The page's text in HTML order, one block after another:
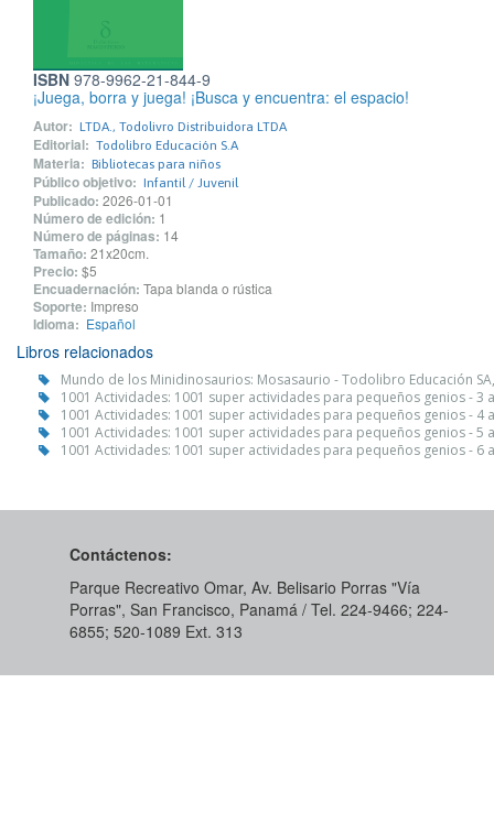
ISBN 978-9962-21-844-9
¡Juega, borra y juega! ¡Busca y encuentra: el espacio!
Autor: LTDA., Todolivro Distribuidora LTDA
Editorial: Todolibro Educación S.A
Materia: Bibliotecas para niños
Público objetivo: Infantil / Juvenil
Publicado: 2026-01-01
Número de edición: 1
Número de páginas: 14
Tamaño: 21x20cm.
Precio: $5
Encuadernación: Tapa blanda o rústica
Soporte: Impreso
Idioma: Español
Libros relacionados
Mundo de los Minidinosaurios: Mosasaurio - Todolibro Educación
1001 Actividades: 1001 super actividades para pequeños genios - 3
1001 Actividades: 1001 super actividades para pequeños genios - 4
1001 Actividades: 1001 super actividades para pequeños genios - 5
1001 Actividades: 1001 super actividades para pequeños genios - 6
Contáctenos:
Parque Recreativo Omar, Av. Belisario Porras "Vía
Porras", San Francisco, Panamá / Tel. 224-9466; 224-
6855; 520-1089​ Ext. 313